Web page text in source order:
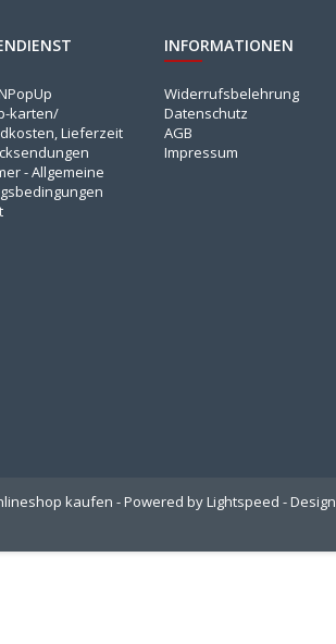
karten/
Lieferzeit
- Allgemeine
INFORMATIONEN
Widerrufsbelehrung
Datenschutz
AGB
Impressum
kaufen - Powered byLightspeed - Design